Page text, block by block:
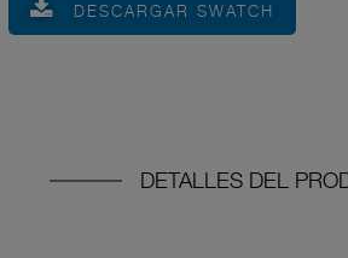
DESCARGAR SWATCH
DETALLES DEL